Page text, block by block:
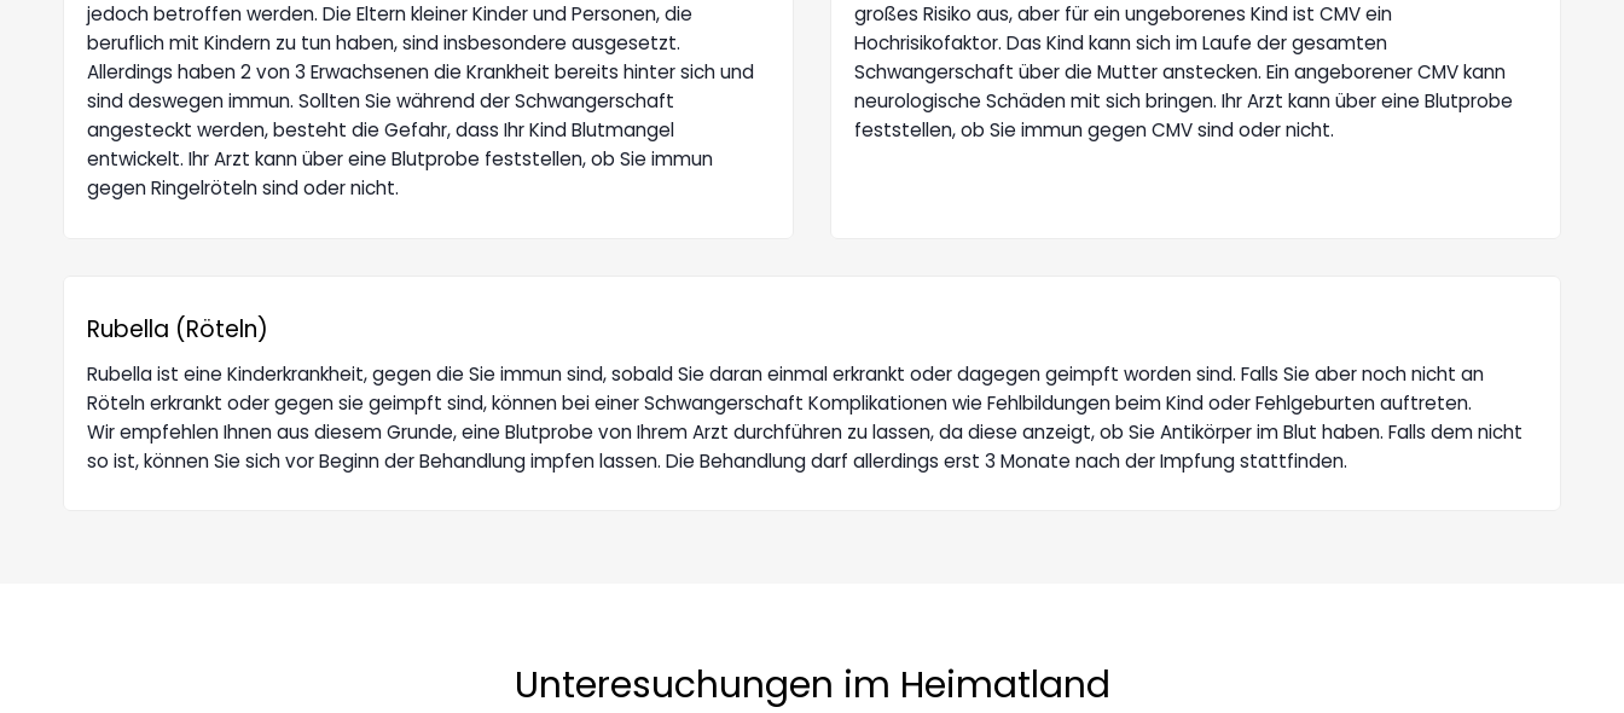
jedoch betroffen werden. Die Eltern kleiner Kinder und Personen, die
beruflich mit Kindern zu tun haben, sind insbesondere ausgesetzt.
Allerdings haben 2 von 3 Erwachsenen die Krankheit bereits hinter sich und
sind deswegen immun. Sollten Sie während der Schwangerschaft
angesteckt werden, besteht die Gefahr, dass Ihr Kind Blutmangel
entwickelt. Ihr Arzt kann über eine Blutprobe feststellen, ob Sie immun
gegen Ringelröteln sind oder nicht.
großes Risiko aus, aber für ein ungeborenes Kind ist CMV ein
Hochrisikofaktor. Das Kind kann sich im Laufe der gesamten
Schwangerschaft über die Mutter anstecken. Ein angeborener CMV kann
neurologische Schäden mit sich bringen. Ihr Arzt kann über eine Blutprobe
feststellen, ob Sie immun gegen CMV sind oder nicht.
Rubella (Röteln)
Rubella ist eine Kinderkrankheit, gegen die Sie immun sind, sobald Sie daran einmal erkrankt oder dagegen geimpft worden sind. Falls Sie aber noch nicht an
Röteln erkrankt oder gegen sie geimpft sind, können bei einer Schwangerschaft Komplikationen wie Fehlbildungen beim Kind oder Fehlgeburten auftreten.
Wir empfehlen Ihnen aus diesem Grunde, eine Blutprobe von Ihrem Arzt durchführen zu lassen, da diese anzeigt, ob Sie Antikörper im Blut haben. Falls dem nicht
so ist, können Sie sich vor Beginn der Behandlung impfen lassen. Die Behandlung darf allerdings erst 3 Monate nach der Impfung stattfinden.
Unteresuchungen im Heimatland